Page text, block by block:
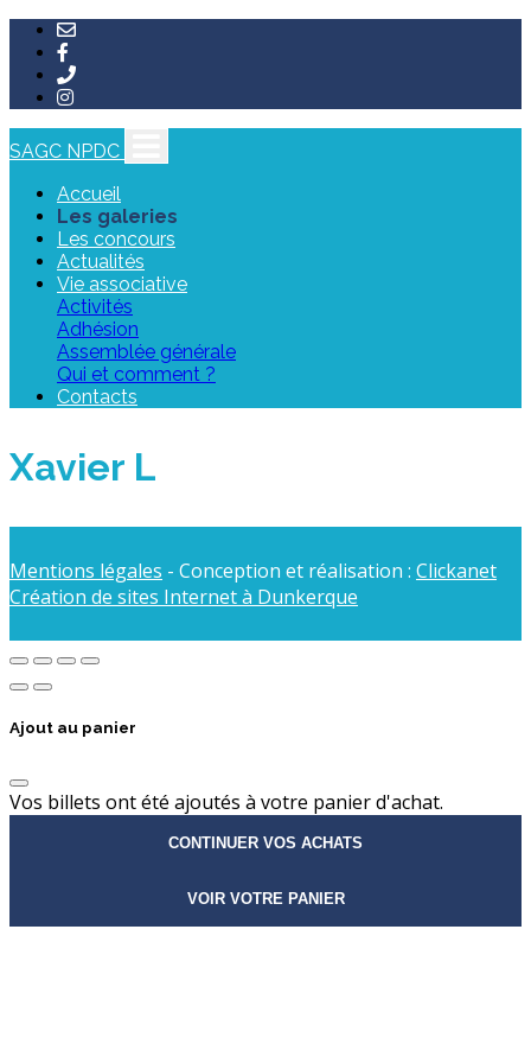
SAGC NPDC
Accueil
Les galeries
Les concours
Actualités
Vie associative
Activités
Adhésion
Assemblée générale
Qui et comment ?
Contacts
Xavier L
Mentions légales - Conception et réalisation : Clickanet
Création de sites Internet à Dunkerque
Ajout au panier
Vos billets ont été ajoutés à votre panier d'achat.
CONTINUER VOS ACHATS
VOIR VOTRE PANIER